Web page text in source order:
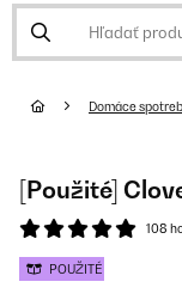
Domáce
[Použité]
108
POUŽITÉ